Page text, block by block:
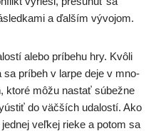
a ďal­ším vývojom.
ale­bo prí­be­hu hry. Kvôli
sa prí­beh v lar­pe deje v mno­
kto­ré môžu nastať súbež­ne
do väč­ších uda­los­tí. Ako
veľ­kej rie­ke a potom sa